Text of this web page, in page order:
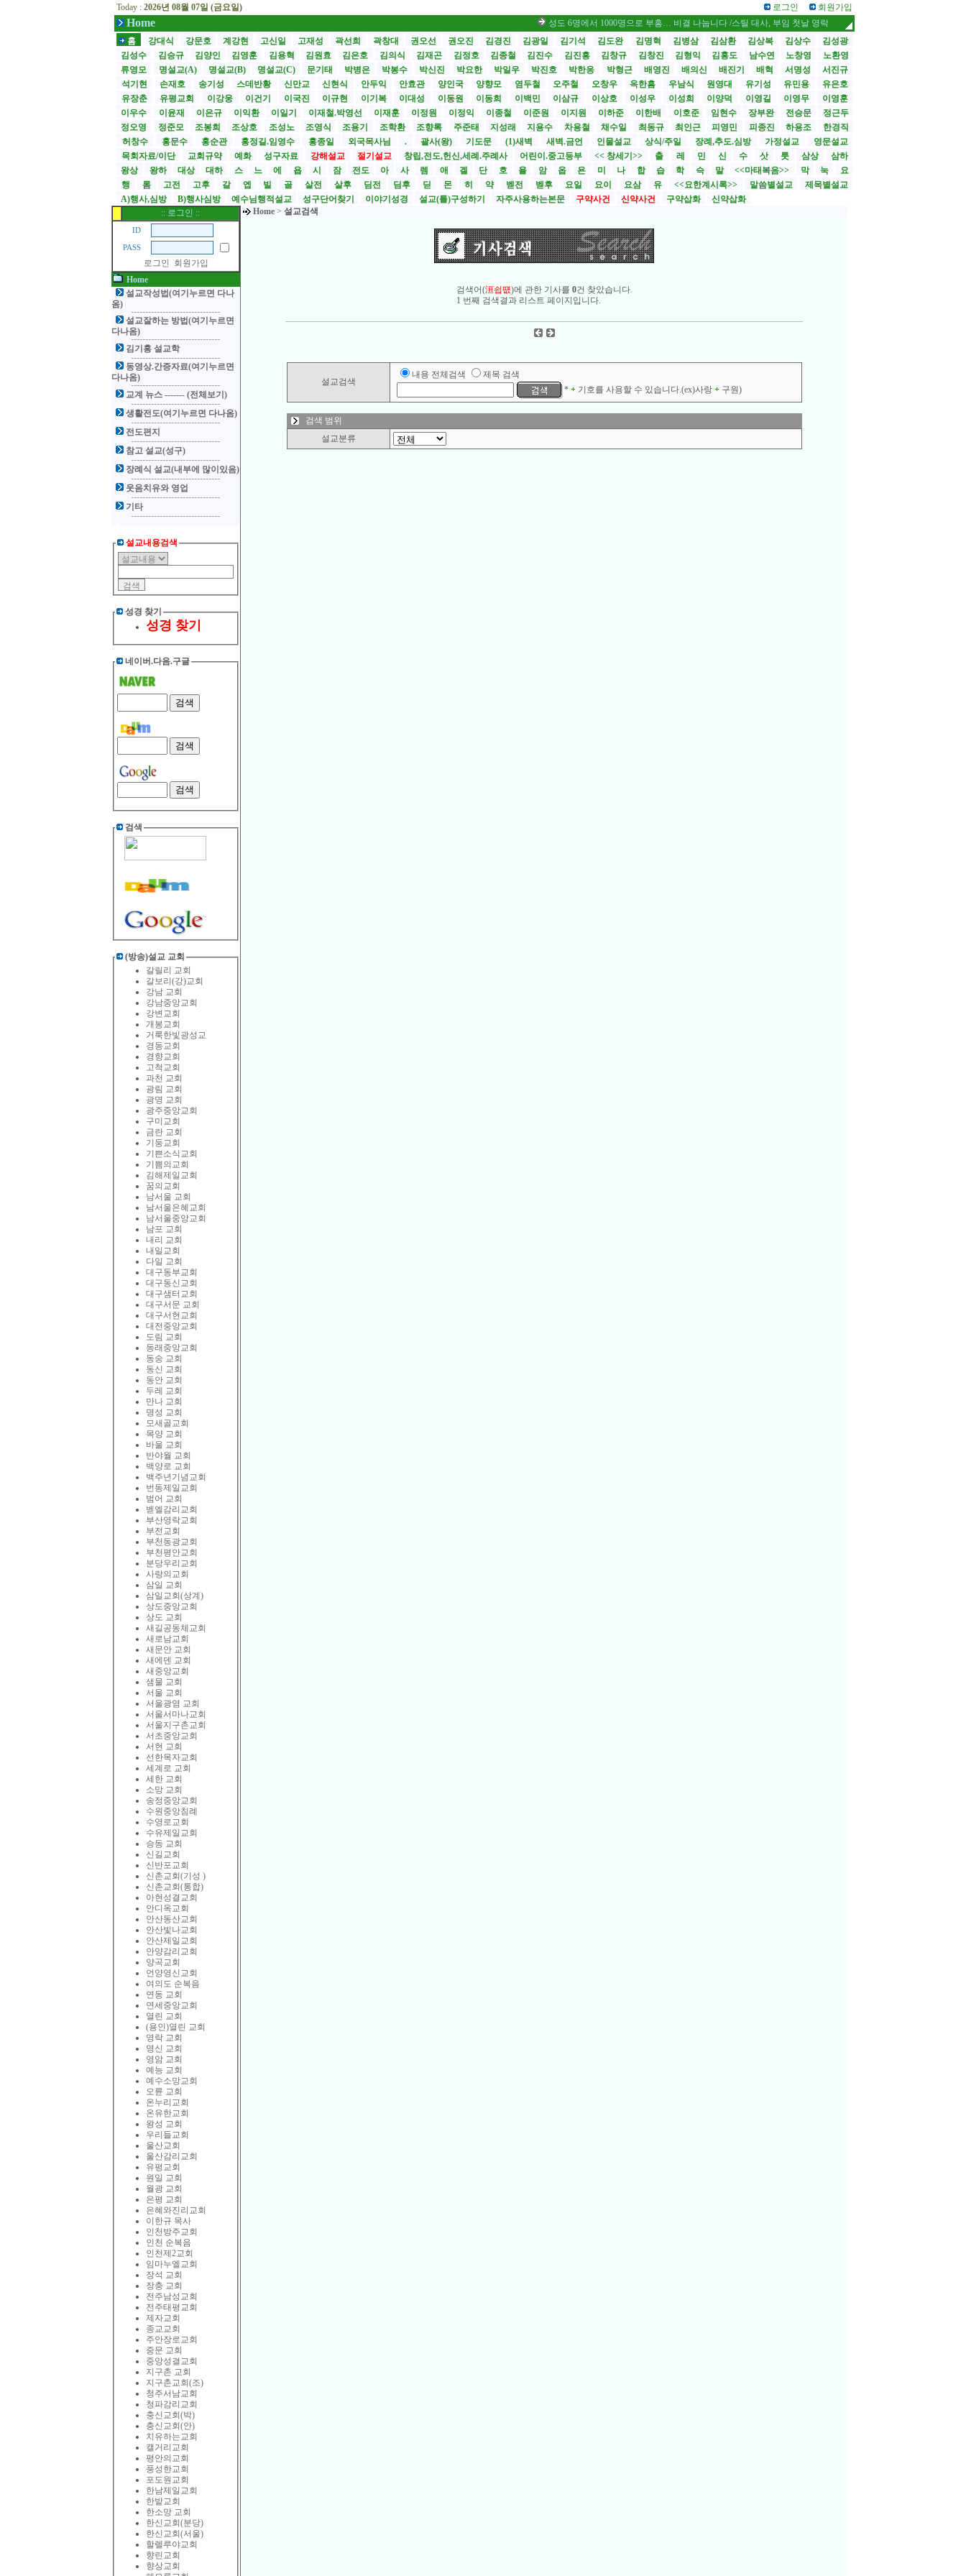
Today : 2026년 08월 07일 (금요일) 로그인 회원가입
Home 성도 6명에서 1000명으로 부흥… 비결 나눕니다 /스틸 대사, 부임 첫날 영락교회 방문
홈
강대식 강문호 계강현 고신일 고재성 곽선희 곽창대 권오선 권오진 김경진 김광일 김기석 김도완 김명혁 김병삼 김삼환 김상복 김상수
김성광
김성수
김승규 김양인 김영훈 김용혁 김원효 김은호 김의식 김재곤 김정호 김종철 김진수 김진흥 김창규 김창진 김형익 김홍도 남수연 노창영
노환영
류영모
명설교(A) 명설교(B) 명설교(C) 문기태 박병은 박봉수 박신진 박요한 박일우 박진호 박한응 박형근 배영진 배의신 배진기 배혁 서명성
서진규
석기현
손재호 송기성 스데반황 신만교 신현식 안두익 안효관 양인국 양향모 염두철 오주철 오창우 옥한흠 우남식 원영대 유기성 유민용
유은호
유장춘
유평교회 이강웅 이건기 이국진 이규현 이기복 이대성 이동원 이동희 이백민 이삼규 이상호 이성우 이성희 이양덕 이영길 이영무
이영훈
이우수
이윤재 이은규 이익환 이일기 이재철.박영선 이재훈 이정원 이정익 이종철 이준원 이지원 이하준 이한배 이호준 임현수 장부완 전승문
정근두
정오영
정준모 조봉희 조상호 조성노 조영식 조용기 조학환 조향록 주준태 지성래 지용수 차용철 채수일 최동규 최인근 피영민 피종진 하용조
한경직
허창수
홍문수 홍순관 홍정길.임영수 홍종일 외국목사님 . 괄사(왕) 기도문 (1)새벽 새벽.금언 인물설교 상식/주일 장례,추도.심방 가정설교
영문설교
목회자료/이단
교회규약 예화 성구자료 강해설교 절기설교 창립,전도,헌신,세례.주례사 어린이.중고등부 << 창세기>> 출 레 민 신 수 삿 룻 삼상
삼하
왕상
왕하 대상 대하 스 느 에 욥 시 잠 전도 아 사 렘 애 겔 단 호 욜 암 옵 욘 미 나 합 습 학 슥 말 <<마태복음>> 막 눅
요
행
롬 고전 고후 갈 엡 빌 골 살전 살후 딤전 딤후 딛 몬 히 약 벧전 벧후 요일 요이 요삼 유 <<요한계시록>> 말씀별설교
제목별설교
A)행사,심방
B)행사심방 예수님행적설교 성구단어찾기 이야기성경 설교(틀)구성하기 자주사용하는본문 구약사건 신약사건 구약삽화
신약삽화
:: 로그인 ::
ID
PASS
로그인
회원가입
Home
설교작성법(여기누르면 다나
옴)
설교잘하는 방법(여기누르면
다나옴)
김기홍 설교학
동영상.간증자료(여기누르면
다나옴)
교계 뉴스 ------- (전체보기)
생활전도(여기누르면 다나옴)
전도편지
참고 설교(성구)
장례식 설교(내부에 많이있음)
웃음치유와 영업
기타
설교내용검색
성경 찾기
성경 찾기
네이버.다음.구글
검색
(방송)설교 교회
갈릴리 교회
갈보리(강)교회
강남 교회
강남중앙교회
강변교회
개봉교회
거룩한빛광성교
경동교회
경향교회
고척교회
과천 교회
광림 교회
광명 교회
광주중앙교회
구미교회
금란 교회
기둥교회
기쁜소식교회
기쁨의교회
김해제일교회
꿈의교회
남서울 교회
남서울은혜교회
남서울중앙교회
남포 교회
내리 교회
내일교회
다일 교회
대구동부교회
대구동신교회
대구샘터교회
대구서문 교회
대구서현교회
대전중앙교회
도림 교회
동래중앙교회
동숭 교회
동신 교회
동안 교회
두레 교회
만나 교회
명성 교회
모새골교회
목양 교회
바울 교회
반야월 교회
백양로 교회
백주년기념교회
번동제일교회
범어 교회
벧엘감리교회
부산영락교회
부전교회
부천동광교회
부천평안교회
분당우리교회
사랑의교회
삼일 교회
삼일교회(상계)
상도중앙교회
상도 교회
새길공동체교회
새로남교회
새문안 교회
새에덴 교회
새중앙교회
샘물 교회
서울 교회
서울광염 교회
서울서마나교회
서울지구촌교회
서초중앙교회
서현 교회
선한목자교회
세계로 교회
세한 교회
소망 교회
송정중앙교회
수원중앙침례
수영로교회
수유제일교회
승동 교회
신길교회
신반포교회
신촌교회(기성 )
신촌교회(통합)
아현성결교회
안디옥교회
안산동산교회
안산빛나교회
안산제일교회
안양감리교회
양곡교회
언양영신교회
여의도 순복음
연동 교회
연세중앙교회
열린 교회
(용인)열린 교회
영락 교회
영신 교회
영암 교회
예능 교회
예수소망교회
오륜 교회
온누리교회
온유한교회
왕성 교회
우리들교회
울산교회
울산감리교회
유평교회
원일 교회
월광 교회
은평 교회
은혜와진리교회
이한규 목사
인천방주교회
인천 순복음
인천제2교회
임마누엘교회
장석 교회
장충 교회
전주남성교회
전주태평교회
제자교회
종교교회
주안장로교회
중문 교회
중앙성결교회
지구촌 교회
지구촌교회(조)
청주서남교회
청파감리교회
충신교회(박)
충신교회(안)
치유하는교회
캘거리교회
평안의교회
풍성한교회
포도원교회
한남제일교회
한밭교회
한소망 교회
한신교회(분당)
한신교회(서울)
할렐루야교회
향린교회
향상교회
Home > 설교검색
검색어(洹쇱떖)에 관한 기사를 0건 찾았습니다.
1 번째 검색결과 리스트 페이지입니다.
설교검색
내용 전체검색
제목 검색
* +기호를 사용할 수 있습니다.(ex)사랑 +구원)
검색 범위
설교분류